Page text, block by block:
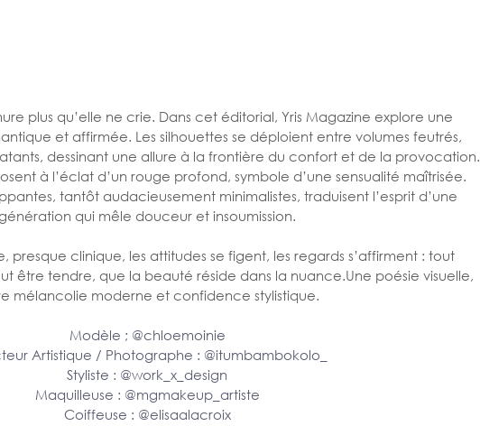
plus qu’elle ne crie. Dans cet éditorial, Yris Magazine explore une
et affirmée. Les silhouettes se déploient entre volumes feutrés,
dessinant une allure à la frontière du confort et de la provocation.
à l’éclat d’un rouge profond, symbole d’une sensualité maîtrisée.
tantôt audacieusement minimalistes, traduisent l’esprit d’une
qui mêle douceur et insoumission.
presque clinique, les attitudes se figent, les regards s’affirment : tout
être tendre, que la beauté réside dans la nuance.Une poésie visuelle,
mélancolie moderne et confidence stylistique.
Modèle ; @chloemoinie
Artistique / Photographe : @itumbambokolo_
Styliste : @work_x_design
Maquilleuse : @mgmakeup_artiste
Coiffeuse : @elisaalacroix